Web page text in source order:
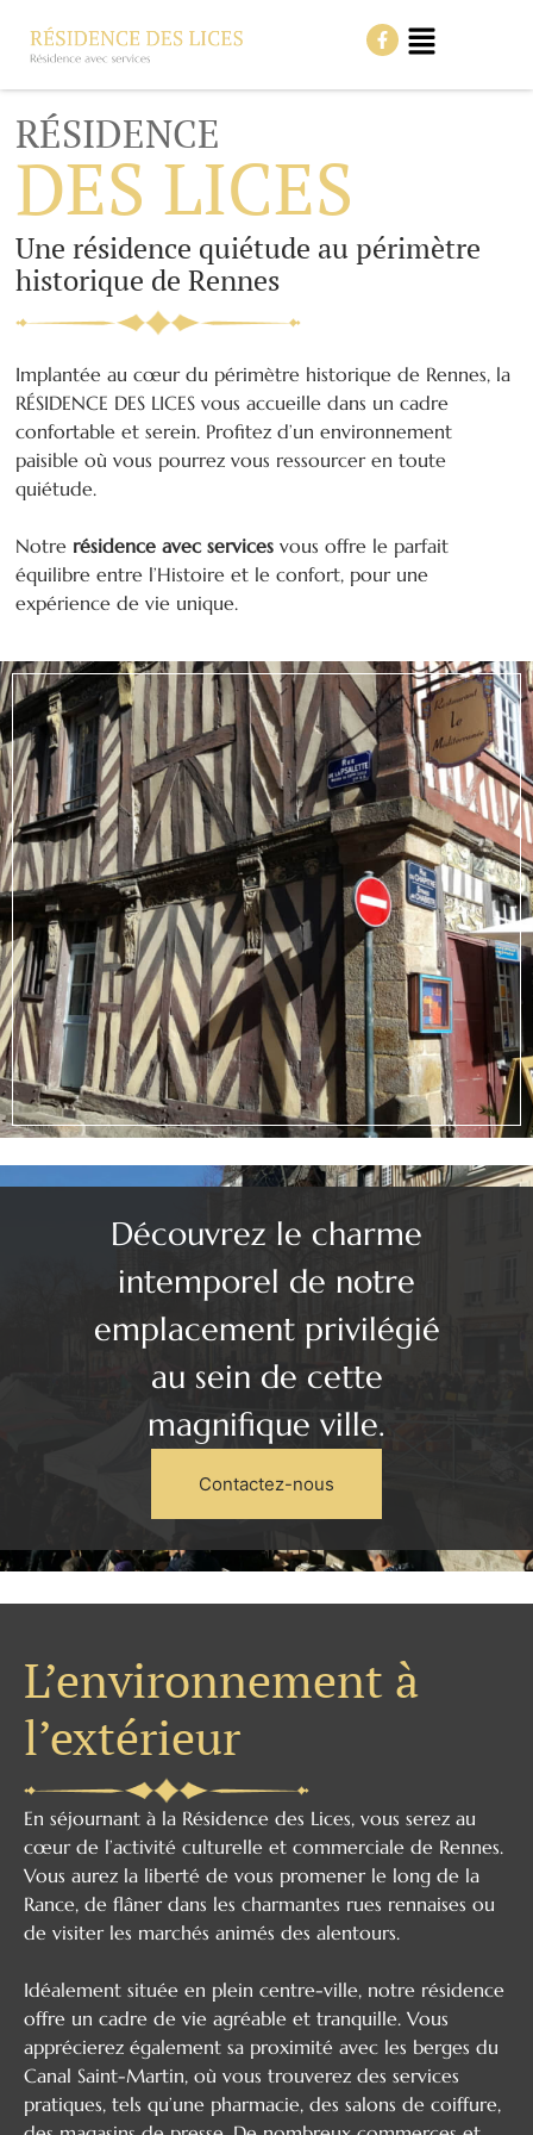
RÉSIDENCE
DES LICES
Une résidence quiétude au périmètre
historique de Rennes
Implantée au cœur du périmètre historique de Rennes, la
RÉSIDENCE DES LICES vous accueille dans un cadre
confortable et serein. Profitez d’un environnement
paisible où vous pourrez vous ressourcer en toute
quiétude.
Notre résidence avec servicesvous offre le parfait
équilibre entre l’Histoire et le confort, pour une
expérience de vie unique.
Découvrez le charme
intemporel de notre
emplacement privilégié
au sein de cette
magnifique ville.
Contactez-nous
L’environnement à
l’extérieur
En séjournant à la Résidence des Lices, vous serez au
cœur de l’activité culturelle et commerciale de Rennes.
Vous aurez la liberté de vous promener le long de la
Rance, de flâner dans les charmantes rues rennaises ou
de visiter les marchés animés des alentours.
Idéalement située en plein centre-ville, notre résidence
offre un cadre de vie agréable et tranquille. Vous
apprécierez également sa proximité avec les berges du
Canal Saint-Martin, où vous trouverez des services
pratiques, tels qu’une pharmacie, des salons de coiffure,